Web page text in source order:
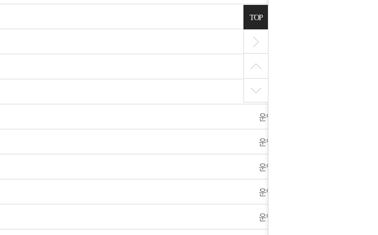
[서버점검공지]8월5일 오전 9:00시 ~ 오후 13시 서버업데이트 점검공지
[사칭사이트2]모방 및 사칭하는 사이트 [로리타]꼭 조심하세요.
운영자
운영자
운영자
운영자
운영자
운영자
운영자
운영자
TOP